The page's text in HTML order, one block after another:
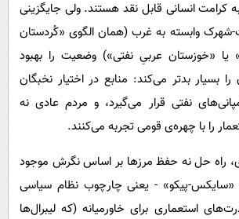
کرامت انسانی قابل نقد هستند. ولی جایگزینی
شهرک وابسته به غرب (همان الگوی «کُردستان
یا «خوزستان عربیِ نفتی») وضعیت را بهبود
بسیار بدتر می‌کند: منابع در اختیار نخبگان
نفتی قرار می‌گیرد، و مردم عادی نه
را با چهره‌ی قومی تجربه می‌کنند.
راه حل نه حفظ مرزها بر اساس نگرش موجود
«سایکس-پیکو» - یعنی چارچوب نظام سیاسی
استعماری برای خاورمیانه (که لیبرال‌ها